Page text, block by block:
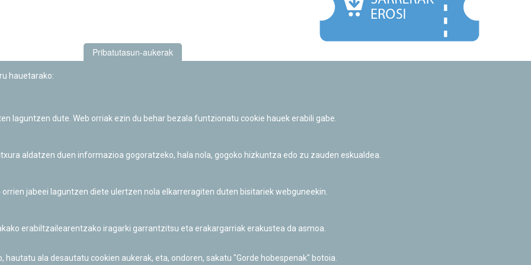
Informazio publikoa eskatzeko baimena
Pribatutasun-aukerak
hauetarako:
laguntzen dute. Web orriak ezin du behar bezala funtzionatu cookie hauek erabili gabe.
aldatzen duen informazioa gogoratzeko, hala nola, gogoko hizkuntza edo zu zauden eskualdea.
jabeei laguntzen diete ulertzen nola elkarreragiten duten bisitariek webguneekin.
erabiltzailearentzako iragarki garrantzitsu eta erakargarriak erakustea da asmoa.
ala desautatu cookien aukerak, eta, ondoren, sakatu "Gorde hobespenak" botoia.